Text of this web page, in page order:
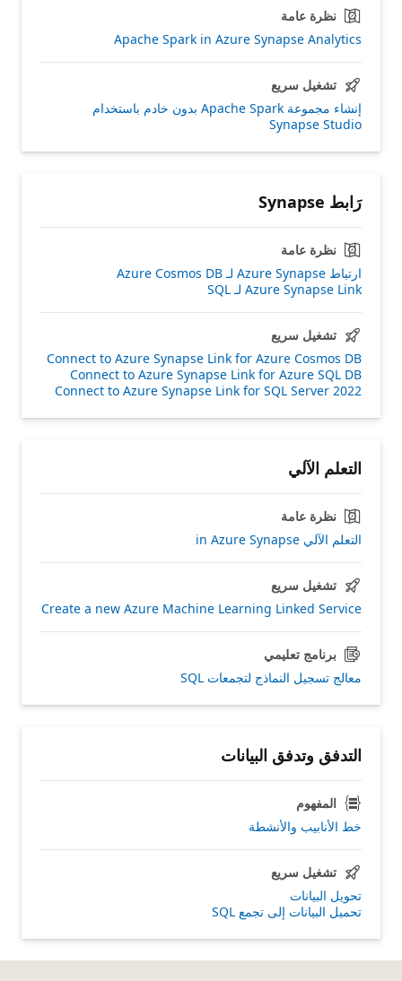
نظرة عامة
Apache Spark in Azure Synapse Analytics
تشغيل سريع
إنشاء مجموعة Apache Spark بدون خادم باستخدام
Synapse Studio
رَابط Synapse
نظرة عامة
ارتباط Azure Synapse لـ Azure Cosmos DB
Azure Synapse Link لـ SQL
تشغيل سريع
Connect to Azure Synapse Link for Azure Cosmos DB
Connect to Azure Synapse Link for Azure SQL DB
Connect to Azure Synapse Link for SQL Server 2022
التعلم الآلي
نظرة عامة
التعلم الآلي in Azure Synapse
تشغيل سريع
Create a new Azure Machine Learning Linked Service
برنامج تعليمي
معالج تسجيل النماذج لتجمعات SQL
التدفق وتدفق البيانات
المفهوم
خط الأنابيب والأنشطة
تشغيل سريع
تحويل البيانات
تحميل البيانات إلى تجمع SQL